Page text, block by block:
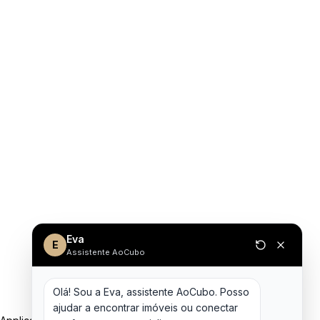
E Eva
Assistente AoCubo
Olá! Sou a Eva, assistente AoCubo. Posso
ajudar a encontrar imóveis ou conectar